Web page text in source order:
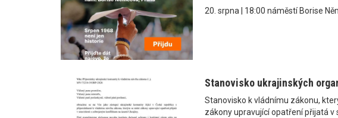
20. srpna | 18:00 náměstí Borise
Stanovisko ukrajinských
Stanovisko k vládnímu zákonu,
zákony upravující opatření přijatá v